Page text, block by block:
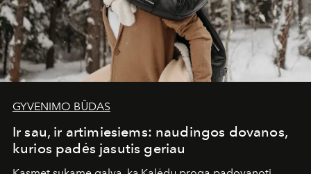
GYVENIMO BŪDAS
Ir sau, ir artimiesiems: naudingos dovanos,
kurios padės jasutis geriau